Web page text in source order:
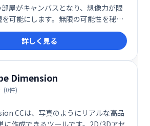
屋がキャンバスとなり、想像力が限
可能にします。無限の可能性を秘め
イント体験を提供します。
詳しく見る
Dimension
(0件)
CCは、写真のようにリアルな高品